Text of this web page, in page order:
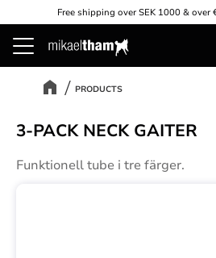
Menu
Free shipping over SEK 1000 & over
PRODUCTS
3-PACK NECK GAITER
Funktionell tube i tre färger.